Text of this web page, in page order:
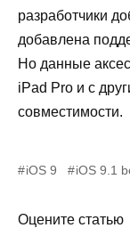
разработчики
добавлена
Но данные
iPad Pro и с
совместимости.
iOS 9 iOS 9.1
Оцените статью